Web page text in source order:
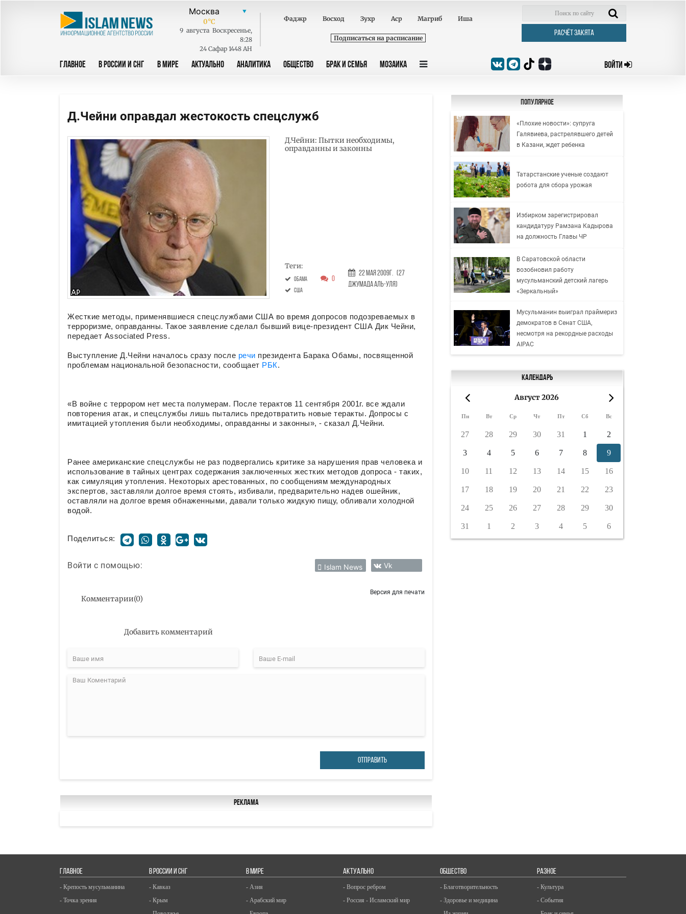
0°C
9 августа Воскресенье,
8:28
24 Сафар 1448 AH
Фаджр Восход Зухр Аср Магриб Иша
Подписаться на расписание
РАСЧЁТ ЗАКЯТА
ГЛАВНОЕ В РОССИИ И СНГ В МИРЕ АКТУАЛЬНО АНАЛИТИКА ОБЩЕСТВО БРАК И СЕМЬЯ МОЗАИКА ВОЙТИ
Д.Чейни оправдал жестокость спецслужб
Д.Чейни: Пытки необходимы,
оправданны и законны
Теги:
Обама
США
0
22 Мая 2009г. (27
Джумада аль-уля)
Жесткие методы, применявшиеся спецслужбами США во время допросов подозреваемых в
терроризме, оправданны. Такое заявление сделал бывший вице-президент США Дик Чейни,
передает Associated Press.
Выступление Д.Чейни началось сразу после речи президента Барака Обамы, посвященной
проблемам национальной безопасности, сообщает РБК.
«В войне с террором нет места полумерам. После терактов 11 сентября 2001г. все ждали
повторения атак, и спецслужбы лишь пытались предотвратить новые теракты. Допросы с
имитацией утопления были необходимы, оправданны и законны», - сказал Д.Чейни.
Ранее американские спецслужбы не раз подвергались критике за нарушения прав человека и
использование в тайных центрах содержания заключенных жестких методов допроса - таких,
как симуляция утопления. Некоторых арестованных, по сообщениям международных
экспертов, заставляли долгое время стоять, избивали, предварительно надев ошейник,
оставляли на долгое время обнаженными, давали только жидкую пищу, обливали холодной
водой.
Поделиться:
Войти с помощью: Islam News Vk
Комментарии(0)
Версия для печати
Добавить комментарий
ОТПРАВИТЬ
Реклама
Популярное
«Плохие новости»: супруга
Галявиева, растрелявшего детей
в Казани, ждет ребенка
Татарстанские ученые создают
робота для сбора урожая
Избирком зарегистрировал
кандидатуру Рамзана Кадырова
на должность Главы ЧР
В Саратовской области
возобновил работу
мусульманский детский лагерь
«Зеркальный»
Мусульманин выиграл праймериз
демократов в Сенат США,
несмотря на рекордные расходы
AIPAC
Календарь
Август 2026
Пн Вт Ср Чт Пт Сб Вс
27 28 29 30 31 1 2
3 4 5 6 7 8 9
10 11 12 13 14 15 16
17 18 19 20 21 22 23
24 25 26 27 28 29 30
31 1 2 3 4 5 6
ГЛАВНОЕ
- Крепость мусульманина
- Точка зрения
В РОССИИ И СНГ
- Кавказ
- Крым
В МИРЕ
- Азия
- Арабский мир
АКТУАЛЬНО
- Вопрос ребром
- Россия - Исламский мир
ОБЩЕСТВО
- Благотворительность
- Здоровье и медицина
РАЗНОЕ
- Культура
- События